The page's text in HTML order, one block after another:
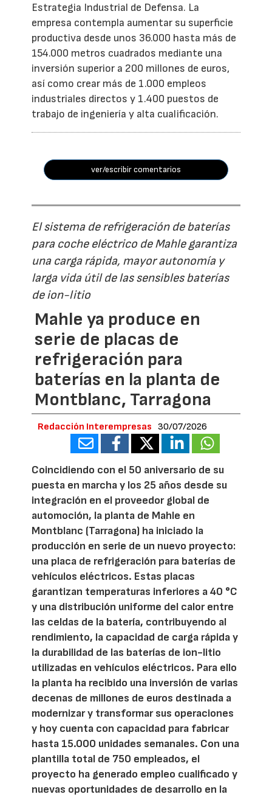
Estrategia Industrial de Defensa. La
empresa contempla aumentar su superficie
productiva desde unos 36.000 hasta más de
154.000 metros cuadrados mediante una
inversión superior a 200 millones de euros,
así como crear más de 1.000 empleos
industriales directos y 1.400 puestos de
trabajo de ingeniería y alta cualificación.
ver/escribir comentarios
El sistema de refrigeración de baterías
para coche eléctrico de Mahle garantiza
una carga rápida, mayor autonomía y
larga vida útil de las sensibles baterías
de ion-litio
Mahle ya produce en
serie de placas de
refrigeración para
baterías en la planta de
Montblanc, Tarragona
Redacción Interempresas 30/07/2026
Coincidiendo con el 50 aniversario de su
puesta en marcha y los 25 años desde su
integración en el proveedor global de
automoción, la planta de Mahle en
Montblanc (Tarragona) ha iniciado la
producción en serie de un nuevo proyecto:
una placa de refrigeración para baterías de
vehículos eléctricos. Estas placas
garantizan temperaturas inferiores a 40 °C
y una distribución uniforme del calor entre
las celdas de la batería, contribuyendo al
rendimiento, la capacidad de carga rápida y
la durabilidad de las baterías de ion-litio
utilizadas en vehículos eléctricos. Para ello
la planta ha recibido una inversión de varias
decenas de millones de euros destinada a
modernizar y transformar sus operaciones
y hoy cuenta con capacidad para fabricar
hasta 15.000 unidades semanales. Con una
plantilla total de 750 empleados, el
proyecto ha generado empleo cualificado y
nuevas oportunidades de desarrollo en la